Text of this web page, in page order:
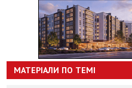
МАТЕРІАЛИ ПО ТЕМІ